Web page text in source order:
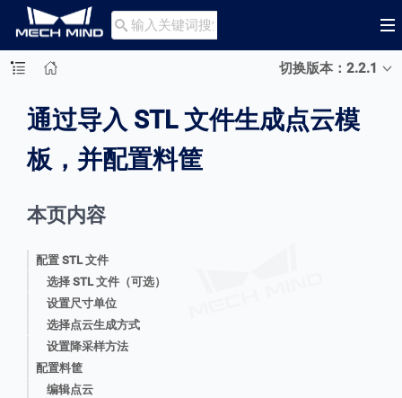

切换版本：2.2.1
通过导入 STL 文件生成点云模
板，并配置料筐
本页内容
配置 STL 文件
选择 STL 文件（可选）
设置尺寸单位
选择点云生成方式
设置降采样方法
配置料筐
编辑点云